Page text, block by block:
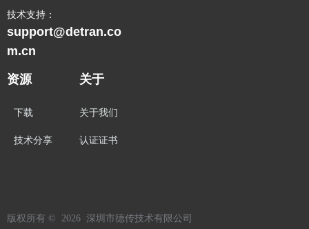
版权所有 ©  2026 深圳市德传技术有限公司
技术支持：
support@detran.co
m.cn
资源
下载
技术分享
关于
关于我们
认证证书